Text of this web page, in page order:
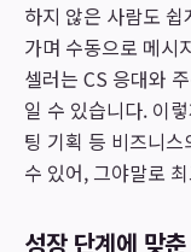
하지 않은 사람도
가며 수동으로 메시
셀러는 CS 응대와
일 수 있습니다. 이
팅 기획 등 비즈니
수 있어, 그야말로
성장 단계에 맞